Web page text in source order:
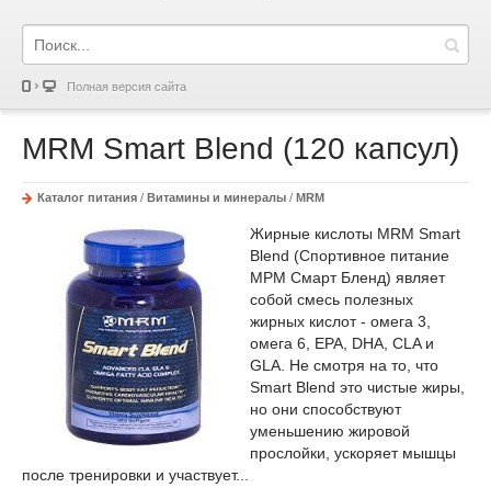
Полная версия сайта
MRM Smart Blend (120 капсул)
Каталог питания / Витамины и минералы / MRM
Жирные кислоты MRM Smart
Blend (Спортивное питание
МРМ Смарт Бленд) являет
собой смесь полезных
жирных кислот - омега 3,
омега 6, EPA, DHA, CLA и
GLA. Не смотря на то, что
Smart Blend это чистые жиры,
но они способствуют
уменьшению жировой
прослойки, ускоряет мышцы
после тренировки и участвует...